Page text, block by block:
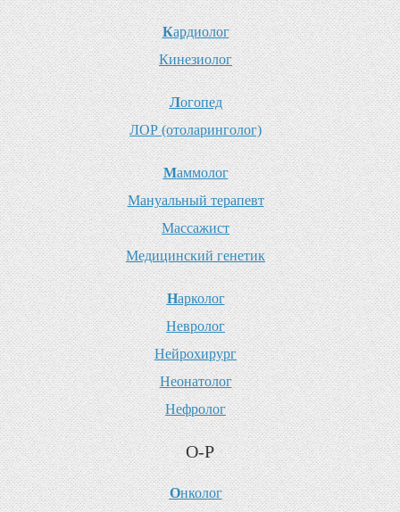
Кардиолог
Кинезиолог
Логопед
ЛОР (отоларинголог)
Маммолог
Мануальный терапевт
Массажист
Медицинский генетик
Нарколог
Невролог
Нейрохирург
Неонатолог
Нефролог
О-Р
Онколог